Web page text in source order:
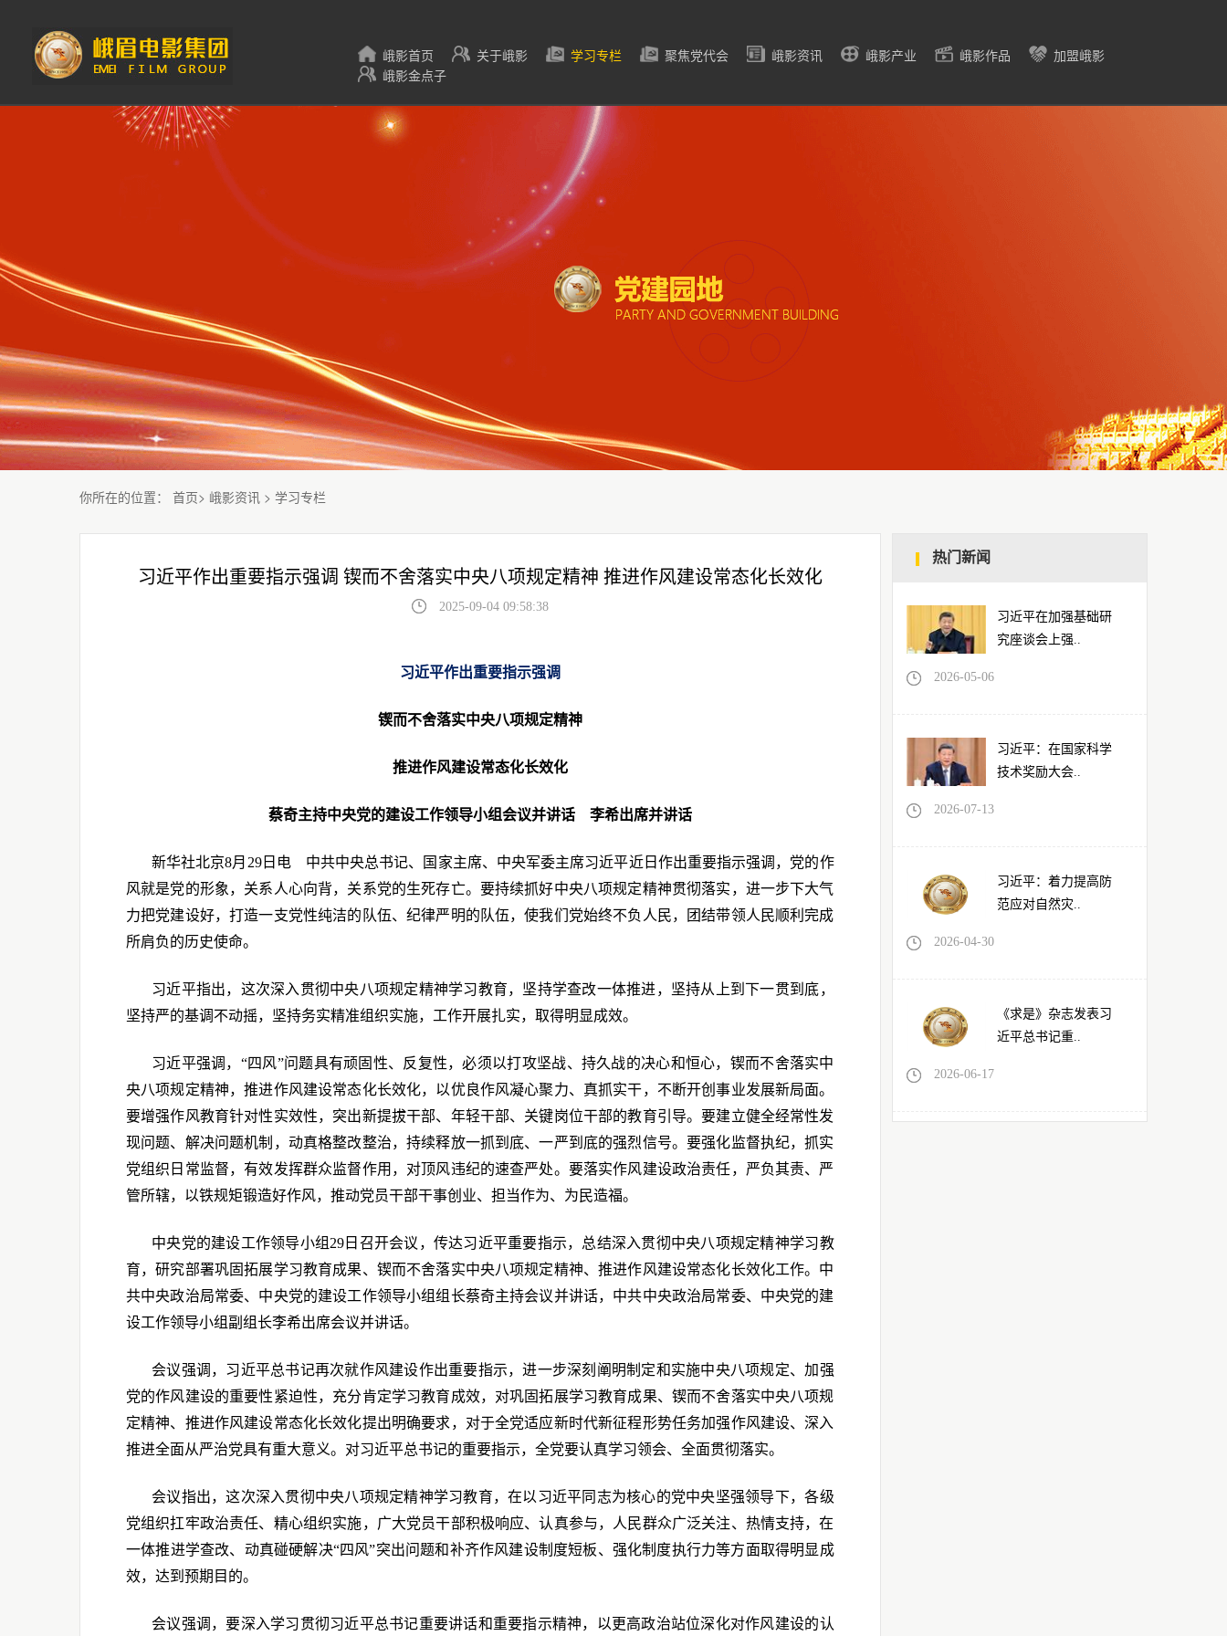
峨影首页 关于峨影 学习专栏 聚焦党代会 峨影资讯 峨影产业 峨影作品
加盟峨影
峨影金点子
你所在的位置： 首页> 峨影资讯 > 学习专栏
热门新闻
习近平在加强基础研
究座谈会上强..
2026-05-06
习近平：在国家科学
技术奖励大会..
2026-07-13
习近平：着力提高防
范应对自然灾..
2026-04-30
《求是》杂志发表习
近平总书记重..
2026-06-17
习近平作出重要指示强调 锲而不舍落实中央八项规定精神 推进作风建设常态化长效化
2025-09-04 09:58:38
习近平作出重要指示强调
锲而不舍落实中央八项规定精神
推进作风建设常态化长效化
蔡奇主持中央党的建设工作领导小组会议并讲话 李希出席并讲话
新华社北京8月29日电 中共中央总书记、国家主席、中央军委主席习近平近日作出重要指示强调，党的作
风就是党的形象，关系人心向背，关系党的生死存亡。要持续抓好中央八项规定精神贯彻落实，进一步下大气
力把党建设好，打造一支党性纯洁的队伍、纪律严明的队伍，使我们党始终不负人民，团结带领人民顺利完成
所肩负的历史使命。
习近平指出，这次深入贯彻中央八项规定精神学习教育，坚持学查改一体推进，坚持从上到下一贯到底，
坚持严的基调不动摇，坚持务实精准组织实施，工作开展扎实，取得明显成效。
习近平强调，“四风”问题具有顽固性、反复性，必须以打攻坚战、持久战的决心和恒心，锲而不舍落实中
央八项规定精神，推进作风建设常态化长效化，以优良作风凝心聚力、真抓实干，不断开创事业发展新局面。
要增强作风教育针对性实效性，突出新提拔干部、年轻干部、关键岗位干部的教育引导。要建立健全经常性发
现问题、解决问题机制，动真格整改整治，持续释放一抓到底、一严到底的强烈信号。要强化监督执纪，抓实
党组织日常监督，有效发挥群众监督作用，对顶风违纪的速查严处。要落实作风建设政治责任，严负其责、严
管所辖，以铁规矩锻造好作风，推动党员干部干事创业、担当作为、为民造福。
中央党的建设工作领导小组29日召开会议，传达习近平重要指示，总结深入贯彻中央八项规定精神学习教
育，研究部署巩固拓展学习教育成果、锲而不舍落实中央八项规定精神、推进作风建设常态化长效化工作。中
共中央政治局常委、中央党的建设工作领导小组组长蔡奇主持会议并讲话，中共中央政治局常委、中央党的建
设工作领导小组副组长李希出席会议并讲话。
会议强调，习近平总书记再次就作风建设作出重要指示，进一步深刻阐明制定和实施中央八项规定、加强
党的作风建设的重要性紧迫性，充分肯定学习教育成效，对巩固拓展学习教育成果、锲而不舍落实中央八项规
定精神、推进作风建设常态化长效化提出明确要求，对于全党适应新时代新征程形势任务加强作风建设、深入
推进全面从严治党具有重大意义。对习近平总书记的重要指示，全党要认真学习领会、全面贯彻落实。
会议指出，这次深入贯彻中央八项规定精神学习教育，在以习近平同志为核心的党中央坚强领导下，各级
党组织扛牢政治责任、精心组织实施，广大党员干部积极响应、认真参与，人民群众广泛关注、热情支持，在
一体推进学查改、动真碰硬解决“四风”突出问题和补齐作风建设制度短板、强化制度执行力等方面取得明显成
效，达到预期目的。
会议强调，要深入学习贯彻习近平总书记重要讲话和重要指示精神，以更高政治站位深化对作风建设的认